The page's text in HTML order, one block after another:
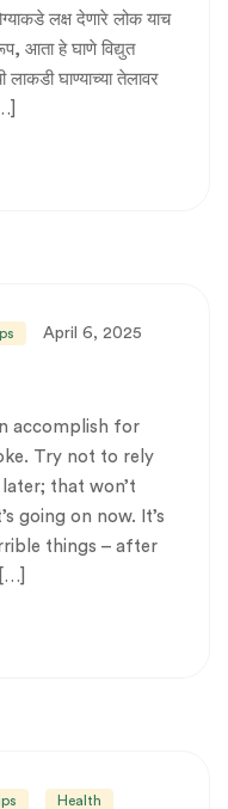
लक्ष देणारे लोक याच
आता हे घाणे विद्युत
घाण्याच्या तेलावर
April 6, 2025
accomplish for
Try not to rely
that won’t
going on now. It’s
things – after
Health